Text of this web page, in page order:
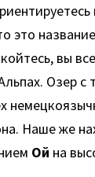
это
вы
Озер с
Наше же
Ой на